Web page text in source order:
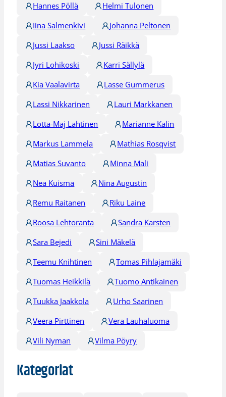
Hannes Pöllä
Helmi Tulonen
Iina Salmenkivi
Johanna Peltonen
Jussi Laakso
Jussi Räikkä
Jyri Lohikoski
Karri Sällylä
Kia Vaalavirta
Lasse Gummerus
Lassi Nikkarinen
Lauri Markkanen
Lotta-Maj Lahtinen
Marianne Kalin
Markus Lammela
Mathias Rosqvist
Matias Suvanto
Minna Mali
Nea Kuisma
Nina Augustin
Remu Raitanen
Riku Laine
Roosa Lehtoranta
Sandra Karsten
Sara Bejedi
Sini Mäkelä
Teemu Knihtinen
Tomas Pihlajamäki
Tuomas Heikkilä
Tuomo Antikainen
Tuukka Jaakkola
Urho Saarinen
Veera Pirttinen
Vera Lauhaluoma
Vili Nyman
Vilma Pöyry
Kategoriat